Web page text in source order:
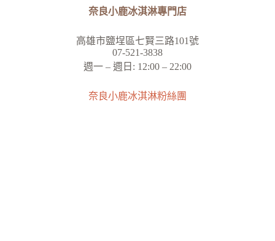
奈良小鹿冰淇淋專門店
高雄市鹽埕區七賢三路101號
07-521-3838
週一 – 週日: 12:00 – 22:00
奈良小鹿冰淇淋粉絲團